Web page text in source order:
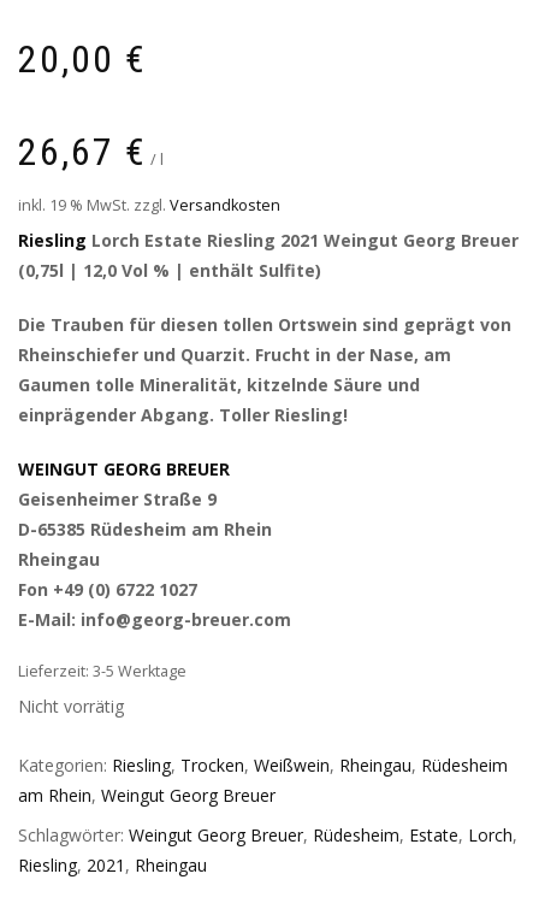
20,00 €
26,67 € / l
inkl. 19 % MwSt. zzgl. Versandkosten
Riesling Lorch Estate Riesling 2021 Weingut Georg Breuer
(0,75l | 12,0 Vol % | enthält Sulfite)
Die Trauben für diesen tollen Ortswein sind geprägt von
Rheinschiefer und Quarzit. Frucht in der Nase, am
Gaumen tolle Mineralität, kitzelnde Säure und
einprägender Abgang. Toller Riesling!
WEINGUT GEORG BREUER
Geisenheimer Straße 9
D-65385 Rüdesheim am Rhein
Rheingau
Fon +49 (0) 6722 1027
E-Mail: info@georg-breuer.com
Lieferzeit: 3-5 Werktage
Nicht vorrätig
Kategorien: Riesling, Trocken, Weißwein, Rheingau, Rüdesheim
am Rhein, Weingut Georg Breuer
Schlagwörter: Weingut Georg Breuer, Rüdesheim, Estate, Lorch,
Riesling, 2021 , Rheingau